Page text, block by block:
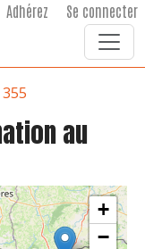
Adhérez Se connecter
355
au
+
−